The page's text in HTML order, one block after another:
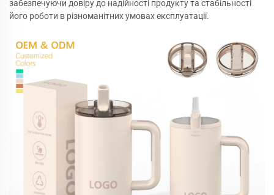
забезпечуючи довіру до надійності продукту та стабільності
його роботи в різноманітних умовах експлуатації.